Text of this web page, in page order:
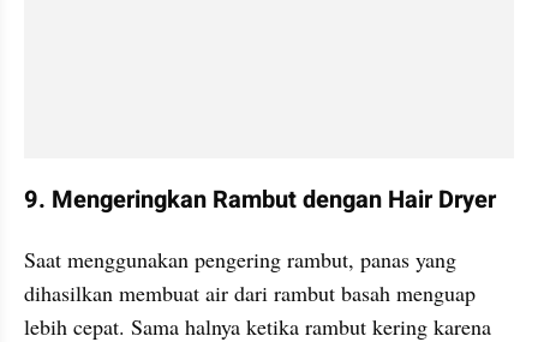
9. Mengeringkan Rambut dengan Hair Dryer
Saat menggunakan pengering rambut, panas yang
dihasilkan membuat air dari rambut basah menguap
lebih cepat. Sama halnya ketika rambut kering karena